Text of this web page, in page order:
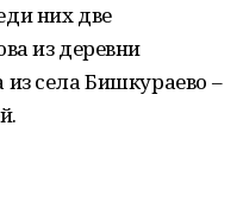
них две
из деревни
села Бишкураево –